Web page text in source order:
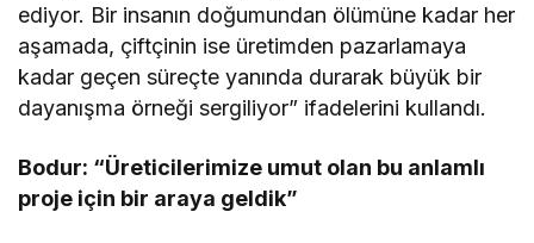
ediyor. Bir insanın doğumundan ölümüne kadar her
aşamada, çiftçinin ise üretimden pazarlamaya
kadar geçen süreçte yanında durarak büyük bir
dayanışma örneği sergiliyor” ifadelerini kullandı.
Bodur: “Üreticilerimize umut olan bu anlamlı
proje için bir araya geldik”